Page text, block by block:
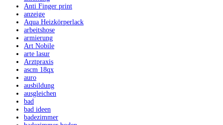
Anti Finger print
anzeige
Aqua Heizkörperlack
arbeitshose
armierung
Art Nobile
arte lasur
Arztpraxis
ascm 18qx
auro
ausbildung
ausgleichen
bad
bad ideen
badezimmer